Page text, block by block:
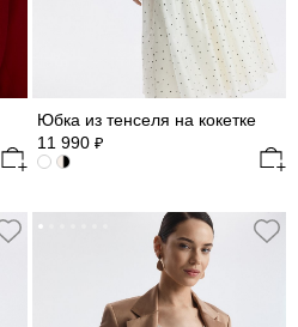
Юбка из тенселя на кокетке
11 990 ₽